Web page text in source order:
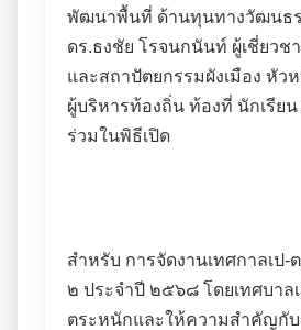
พัฒนาพื้นที่ ด้านทุนทางวัฒนธ
ดร.ธงชัย โรจนกนันท์ ผู้เชี่ยวช
และสถาปัตยกรรมผังเมือง หัว
ผู้บริหารท้องถิ่น ท้องที่ นักเรีย
ร่วมในพิธีเปิด
สำหรับ การจัดงานเทศกาลเป-
๒ ประจำปี ๒๕๖๘ โดยเทศบาล
ตระหนักและให้ความสำคัญกั